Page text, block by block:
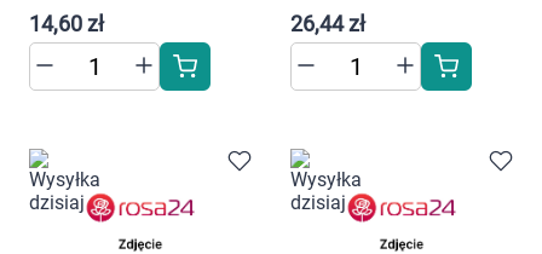
14,60 zł 26,44 zł